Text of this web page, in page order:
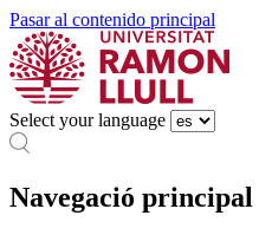
Pasar al contenido principal
Select your language
Navegació principal